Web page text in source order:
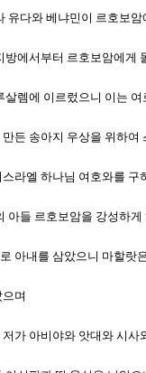
유다와 베냐민이 르호보
방에서부터 르호보암에게
렘에 이르렀으니 이는
든 송아지 우상을 위하
라엘 하나님 여호와를
아들 르호보암을 강성하
아내를 삼았으니 마할랏
며
가 아비야와 앗대와 시사